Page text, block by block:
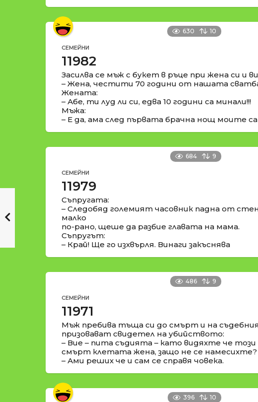
630 10
СЕМЕЙНИ
11982
Засилва се мъж с букет в ръце при жена си и
– Жена, честити 70 години от нашата
Жената:
– Абе, ти луд ли си, едва 10 години са минали!!!
Мъжа:
– Е да, ама след първата брачна нощ моите са
684 9
СЕМЕЙНИ
11979
Съпругата:
– Следобяд големият часовник падна от
малко
по-рано, щеше да разбие главата на мама.
Съпругът:
– Край! Ще го изхвърля. Винаги закъснява
486 9
СЕМЕЙНИ
11971
Мъж пребива тъща си до смърт и на
призовават свидетел на убийството:
– Вие – пита съдията – като видяхте че
смърт клетата жена, защо не се намесихте?
– Ами реших че и сам се справя човека.
396 10